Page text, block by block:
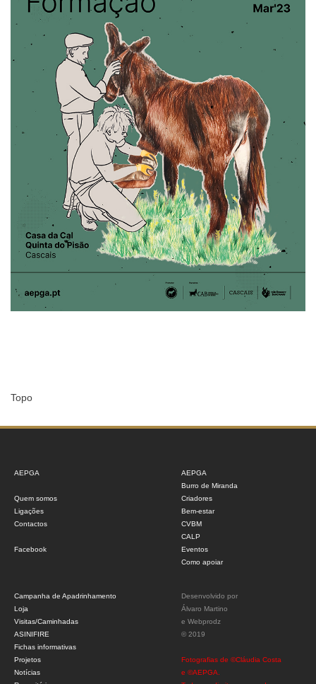
Topo
AEPGA
Quem somos
Ligações
Contactos
Facebook
AEPGA
Burro de Miranda
Criadores
Bem-estar
CVBM
CALP
Eventos
Como apoiar
Campanha de Apadrinhamento
Loja
Visitas/Caminhadas
ASINIFIRE
Fichas informativas
Projetos
Notícias
Desenvolvido por
Álvaro Martino
e Webprodz
© 2019
Fotografias de ©Cláudia Costa
e ©AEPGA.